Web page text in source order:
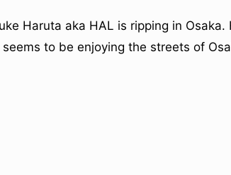
Haruta aka HAL is ripping in
to be enjoying the streets of